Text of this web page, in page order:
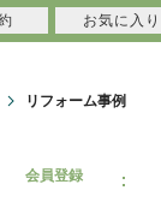
リフォーム事例
会員登録
お気に入り